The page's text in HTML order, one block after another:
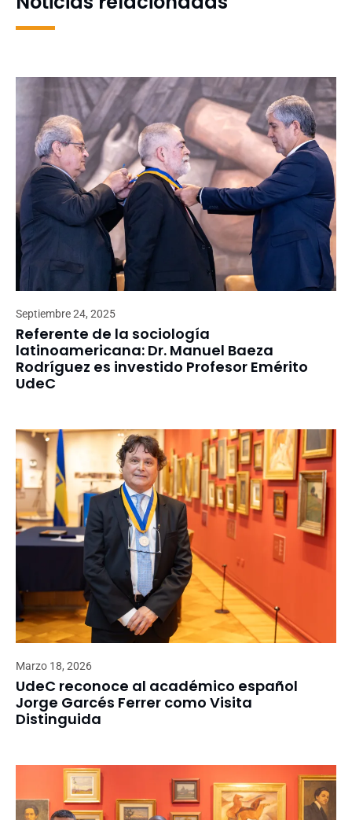
Septiembre 24, 2025
Referente de la sociología
latinoamericana: Dr. Manuel Baeza
Rodríguez es investido Profesor Emérito
UdeC
Marzo 18, 2026
UdeC reconoce al académico español
Jorge Garcés Ferrer como Visita
Distinguida